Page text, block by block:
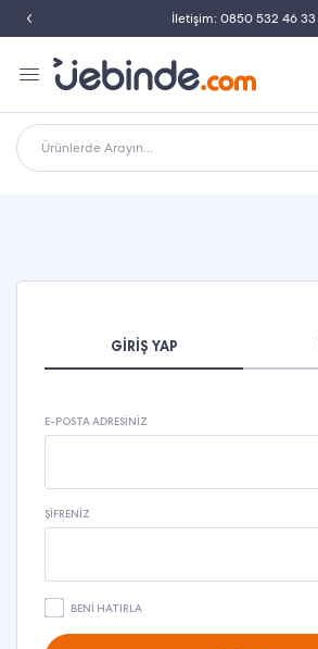
İletişim: 0850 532 46 33
Ürünlerde Arayın...
GIRIŞ YAP
E-POSTA ADRESINIZ
ŞIFRENIZ
BENI HATIRLA